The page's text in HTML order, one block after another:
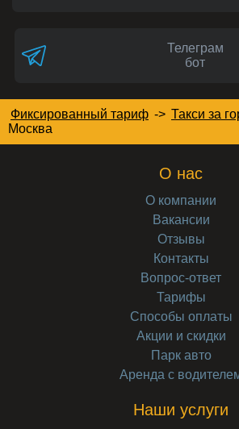
Телеграм
бот
Фиксированный тариф -> Такси за
Москва
О нас
О компании
Вакансии
Отзывы
Контакты
Вопрос-ответ
Тарифы
Способы оплаты
Акции и скидки
Парк авто
Аренда с
Наши услуги